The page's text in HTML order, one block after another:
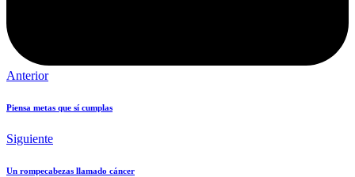
Anterior
Piensa metas que sí cumplas
Siguiente
Un rompecabezas llamado cáncer